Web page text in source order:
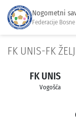
Nogometni
Federacije
FK UNIS-FK
FK UNIS
Vogošća